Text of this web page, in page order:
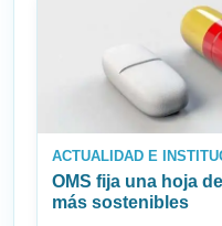
ACTUALIDAD E
OMS fija una hoja
más sostenibles